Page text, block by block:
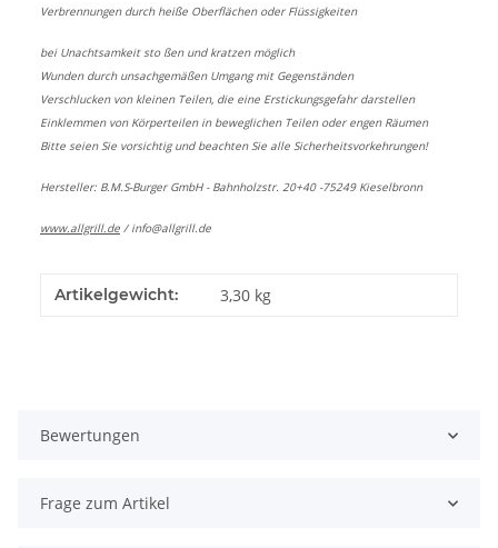
Verbrennungen durch heiße Oberflächen oder Flüssigkeiten
bei Unachtsamkeit sto ßen und kratzen möglich
Wunden durch unsachgemäßen Umgang mit Gegenständen
Verschlucken von kleinen Teilen, die eine Erstickungsgefahr darstellen
Einklemmen von Körperteilen in beweglichen Teilen oder engen Räumen
Bitte seien Sie vorsichtig und beachten Sie alle Sicherheitsvorkehrungen!
Hersteller: B.M.S-Burger GmbH - Bahnholzstr. 20+40 -75249 Kieselbronn
www.allgrill.de / info@allgrill.de
Artikelgewicht: 3,30 kg
Bewertungen
Frage zum Artikel